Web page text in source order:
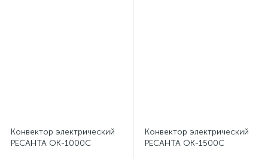
Конвектор электрический
РЕСАНТА ОК-1000С
Конвектор электрический
РЕСАНТА ОК-1500С